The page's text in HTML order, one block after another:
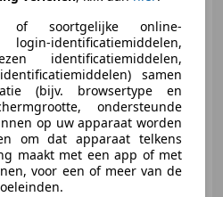
Land Rover Freelander
1.8i S Summit Wagon 4WD ''
2.000 kg trekgewicht -
€ 5.950
Benzine
of soortgelijke online-
identificatiemiddelen,
identificatiemiddelen,
samen
(bijv. browsertype en
ondersteunde
op uw apparaat worden
om dat apparaat telkens
maakt met een app of met
voor een of meer van de